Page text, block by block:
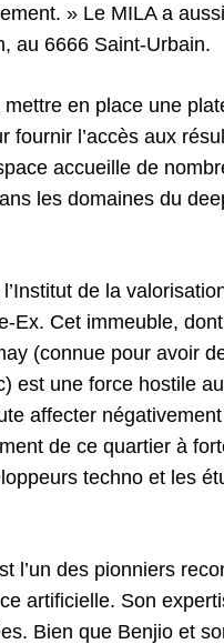
» Le MILA a
au 6666 Saint-Urbain.
en place une
fournir l’accès aux
accueille de
les domaines du
de la
Ex. Cet immeuble,
(connue pour avoir
est une force hostile
affecter
de ce quartier à
techno et les
l’un des pionniers
artificielle. Son
Bien que Benjio et